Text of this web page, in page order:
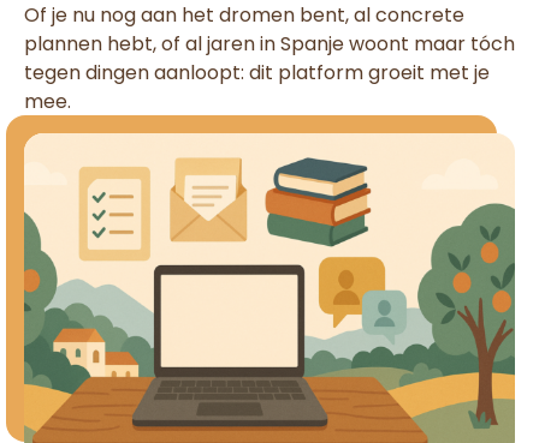
Of je nu nog aan het dromen bent, al concrete
plannen hebt, of al jaren in Spanje woont maar tóch
tegen dingen aanloopt: dit platform groeit met je
mee.